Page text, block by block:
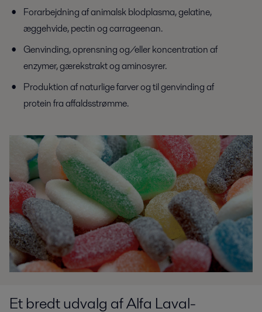
Forarbejdning af animalsk blodplasma, gelatine,
æggehvide, pectin og carrageenan.
Genvinding, oprensning og/eller koncentration af
enzymer, gærekstrakt og aminosyrer.
Produktion af naturlige farver og til genvinding af
protein fra affaldsstrømme.
Et bredt udvalg af Alfa Laval-